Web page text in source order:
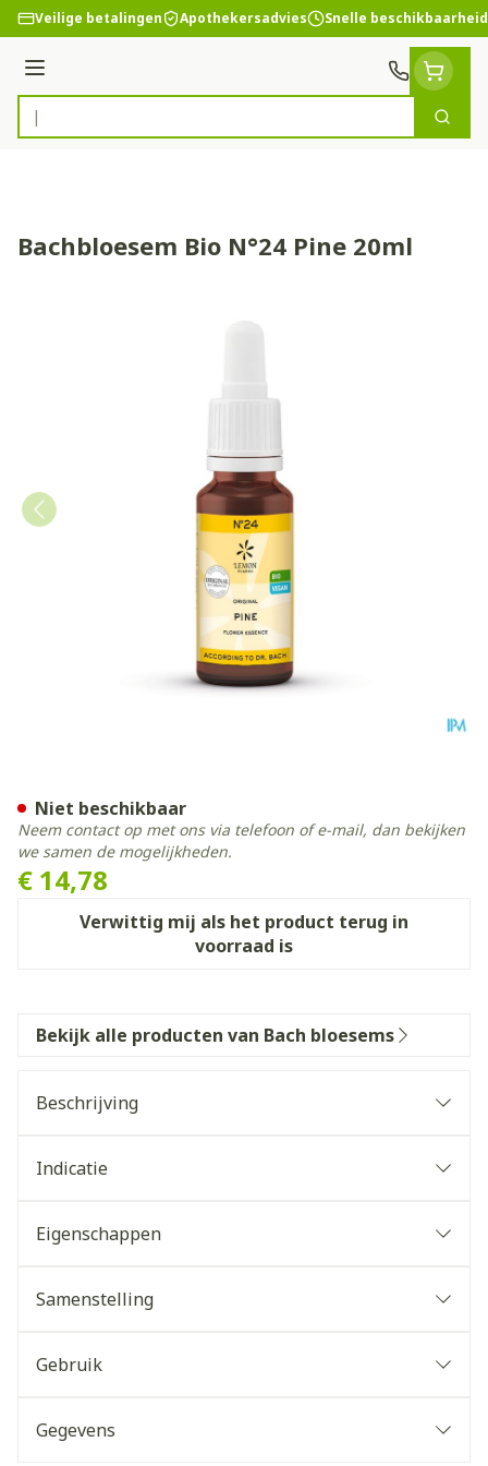
Ga naar de inhoud
Veilige betalingen Apothekersadvies Snelle beschikbaarheid
Menu
Product, merk, categorie...
Zoek
Bachbloesem Bio N°24 Pine 20ml
€ 14,78
Verwittig mij als het product terug in
voorraad is
Niet beschikbaar
Neem contact op met ons via telefoon of e-mail, dan bekijken
we samen de mogelijkheden.
Bekijk alle producten van Bach bloesems
Beschrijving
Indicatie
Eigenschappen
Samenstelling
Gebruik
Gegevens